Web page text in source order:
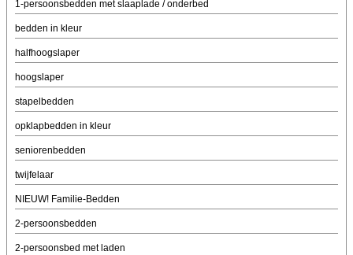
1-persoonsbedden met slaaplade / onderbed
bedden in kleur
halfhoogslaper
hoogslaper
stapelbedden
opklapbedden in kleur
seniorenbedden
twijfelaar
NIEUW! Familie-Bedden
2-persoonsbedden
2-persoonsbed met laden